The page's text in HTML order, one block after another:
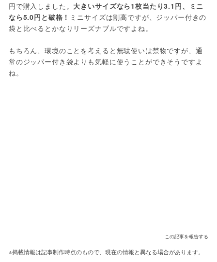
円で購入しました。 大きいサイズなら1枚当たり3.1円、ミニ
なら5.0円と破格！ ミニサイズは割高ですが、ジッパー付きの
袋と比べるとかなりリーズナブルですよね。
もちろん、環境のことを考えると無駄使いは禁物ですが、通
常のジッパー付き袋よりも気軽に使うことができそうですよ
ね。
この記事を報告する
※掲載情報は記事制作時点のもので、現在の情報と異なる場合があります。